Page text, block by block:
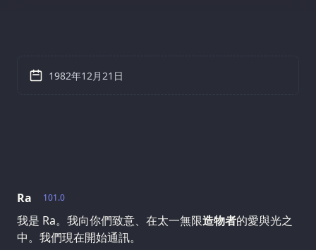
101.0
Ra
我是 Ra。我向你們致意、在太一無限造物者的愛與光之
中。我們現在開始通訊。
1982年12月21日